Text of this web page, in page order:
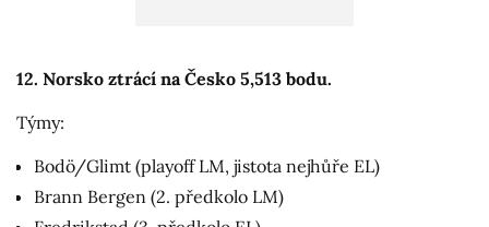
12. Norsko ztrácí na Česko 5,513 bodu.
Týmy:
Bodö/Glimt (playoff LM, jistota nejhůře EL)
Brann Bergen (2. předkolo LM)